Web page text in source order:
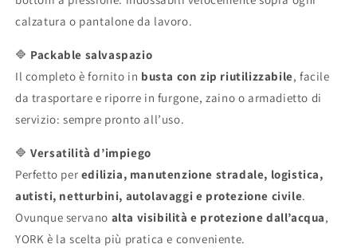
calzatura o pantalone da lavoro.
🔷 Packable salvaspazio
Il completo è fornito in busta con zip riutilizzabile, facile
da trasportare e riporre in furgone, zaino o armadietto di
servizio: sempre pronto all’uso.
🔷Versatilità d’impiego
Perfetto per edilizia, manutenzione stradale, logistica,
autisti, netturbini, autolavaggi e protezione civile.
Ovunque servano alta visibilità e protezione dall’acqua,
YORK è la scelta più pratica e conveniente.